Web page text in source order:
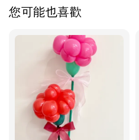
您可能也喜歡